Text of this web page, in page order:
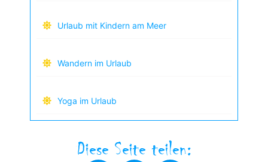
Urlaub mit Kindern am Meer
Wandern im Urlaub
Yoga im Urlaub
Diese Seite teilen: